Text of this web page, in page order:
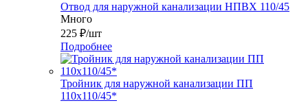
Отвод для наружной канализации НПВХ 110/45
Много
225 ₽/шт
Подробнее
Тройник для наружной канализации ПП
110x110/45*